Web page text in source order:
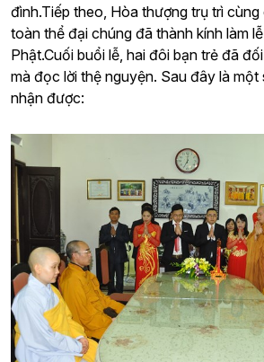
đình.Tiếp theo, Hòa thượng trụ trì
toàn thể đại chúng đã thành kính làm
Phật.Cuối buổi lễ, hai đôi bạn trẻ đã
mà đọc lời thệ nguyện. Sau đây là một
nhận được: